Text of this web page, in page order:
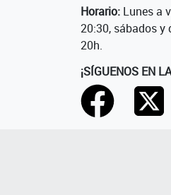
Horario: Lunes a
20:30, sábados y
20h.
¡SÍGUENOS EN